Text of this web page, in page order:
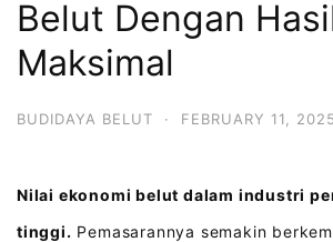
Belut Dengan
Maksimal
BUDIDAYA BELUT · FEBRUARY 11, 2025
Nilai ekonomi belut dalam industri
tinggi. Pemasarannya semakin